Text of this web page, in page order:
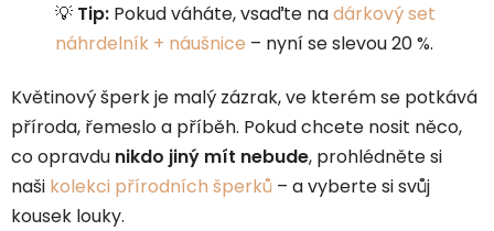
💡 Tip: Pokud váháte, vsaďte nadárkový set
náhrdelník + náušnice – nyní se slevou 20 %.
Květinový šperk je malý zázrak, ve kterém se potkává
příroda, řemeslo a příběh. Pokud chcete nosit něco,
co opravdu nikdo jiný mít nebude, prohlédněte si
naši kolekci přírodních šperků – a vyberte si svůj
kousek louky.